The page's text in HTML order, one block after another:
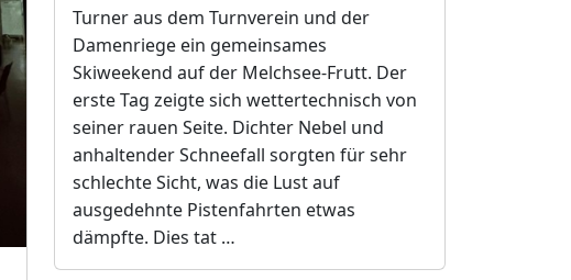
Turner aus dem Turnverein und der
Damenriege ein gemeinsames
Skiweekend auf der Melchsee-Frutt. Der
erste Tag zeigte sich wettertechnisch von
seiner rauen Seite. Dichter Nebel und
anhaltender Schneefall sorgten für sehr
schlechte Sicht, was die Lust auf
ausgedehnte Pistenfahrten etwas
dämpfte. Dies tat …